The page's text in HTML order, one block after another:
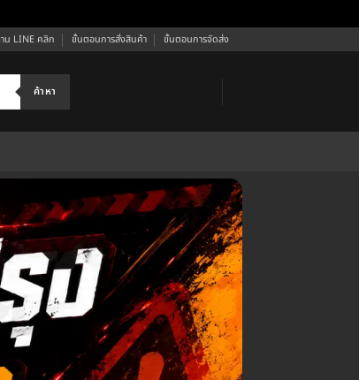
น LINE คลิก ขั้นตอนการสั่งสินค้า ขั้นตอนการจัดส่ง
ค้าหา